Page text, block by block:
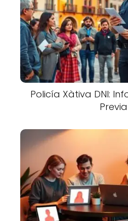
Policía Xàtiva DNI:
Previa